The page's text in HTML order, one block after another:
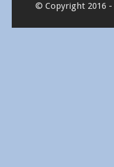
© Copyright 2016 -